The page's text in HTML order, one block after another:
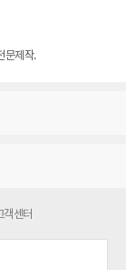
문제작.
객센터